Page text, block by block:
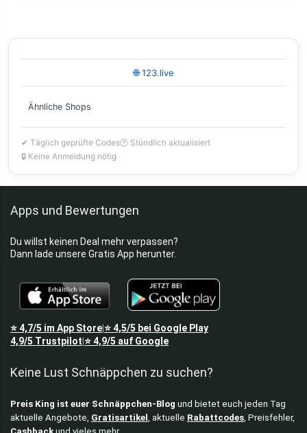
🌐 123.live
Ähnliche Shops
✔ Täglich geprüfte Codes🕐 Stündlich aktualisiert
🔒 Keine Anmeldung nötig
Apps und Bewertungen
Du willst keinen Deal mehr verpassen?
Dann lade unsere Gratis App herunter.
⭐4,7/5 im App Store⭐4,5/5 bei Google Play
4,9/5 Trustpilot ⭐4,9/5 auf Google
Keine Lust Schnäppchen zu suchen?
Preis King ist euer Schnäppchen-Blog und bietet euch jeden Tag
aktuelle Angebote, Gratisartikel , aktuelle Rabattcodes, Preisfehler,